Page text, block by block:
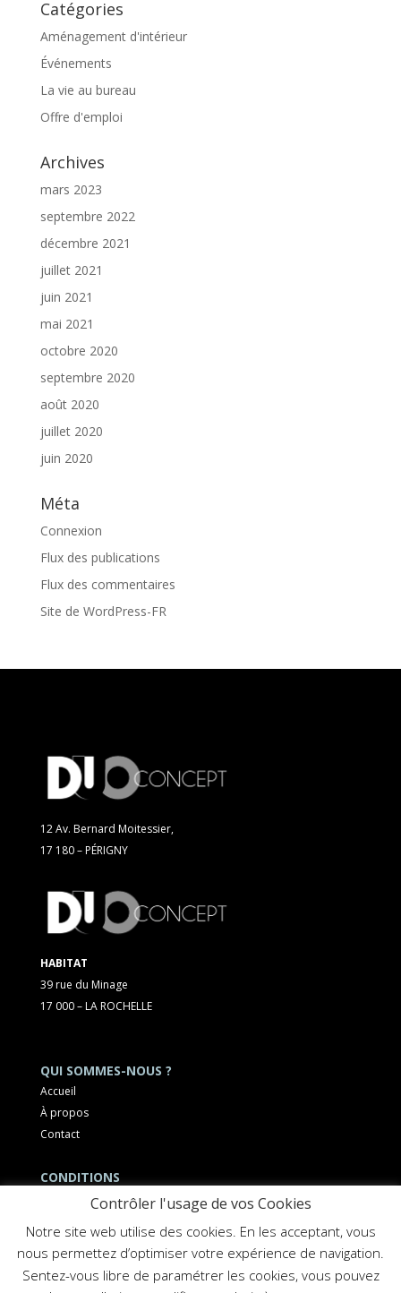
Catégories
Aménagement d'intérieur
Événements
La vie au bureau
Offre d'emploi
Archives
mars 2023
septembre 2022
décembre 2021
juillet 2021
juin 2021
mai 2021
octobre 2020
septembre 2020
août 2020
juillet 2020
juin 2020
Méta
Connexion
Flux des publications
Flux des commentaires
Site de WordPress-FR
12 Av. Bernard Moitessier,
17 180 – PÉRIGNY
HABITAT
39 rue du Minage
17 000 – LA ROCHELLE
QUI SOMMES-NOUS ?
Accueil
À propos
Contact
CONDITIONS
Mentions légalesContrôler l'usage de vos Cookies
Notre site web utilise des cookies. En les acceptant, vous
nous permettez d’optimiser votre expérience de navigation.
Sentez-vous libre de paramétrer les cookies, vous pouvez